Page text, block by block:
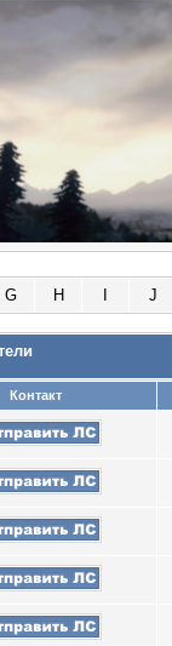
G H J
Контакт